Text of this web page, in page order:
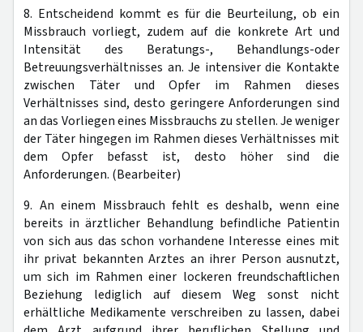
8. Entscheidend kommt es für die Beurteilung, ob ein
Missbrauch vorliegt, zudem auf die konkrete Art und
Intensität des Beratungs-, Behandlungs-oder
Betreuungsverhältnisses an. Je intensiver die Kontakte
zwischen Täter und Opfer im Rahmen dieses
Verhältnisses sind, desto geringere Anforderungen sind
an das Vorliegen eines Missbrauchs zu stellen. Je weniger
der Täter hingegen im Rahmen dieses Verhältnisses mit
dem Opfer befasst ist, desto höher sind die
Anforderungen. (Bearbeiter)
9. An einem Missbrauch fehlt es deshalb, wenn eine
bereits in ärztlicher Behandlung befindliche Patientin
von sich aus das schon vorhandene Interesse eines mit
ihr privat bekannten Arztes an ihrer Person ausnutzt,
um sich im Rahmen einer lockeren freundschaftlichen
Beziehung lediglich auf diesem Weg sonst nicht
erhältliche Medikamente verschreiben zu lassen, dabei